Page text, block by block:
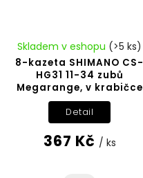
8-kazeta SHIMANO CS-
HG31 11-34 zubů
Megarange, v krabičce
Skladem v eshopu (>5 ks)
367 Kč / ks
Detail